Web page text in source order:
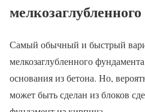
Самый обычный и быстрый
мелкозаглубленного
основания из бетона. Но,
может быть сделан из блоков